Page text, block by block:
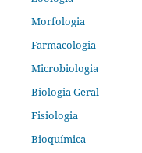
Morfologia
Farmacologia
Microbiologia
Biologia Geral
Fisiologia
Bioquímica